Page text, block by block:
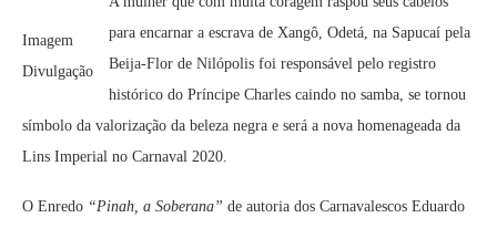
Imagem
Divulgação
para encarnar a escrava de Xangô, Odetá, na Sapucaí pela
Beija-Flor de Nilópolis foi responsável pelo registro
histórico do Príncipe Charles caindo no samba, se tornou
símbolo da valorização da beleza negra e será a nova homenageada da
Lins Imperial no Carnaval 2020.
O Enredo “Pinah, a Soberana” de autoria dos Carnavalescos Eduardo